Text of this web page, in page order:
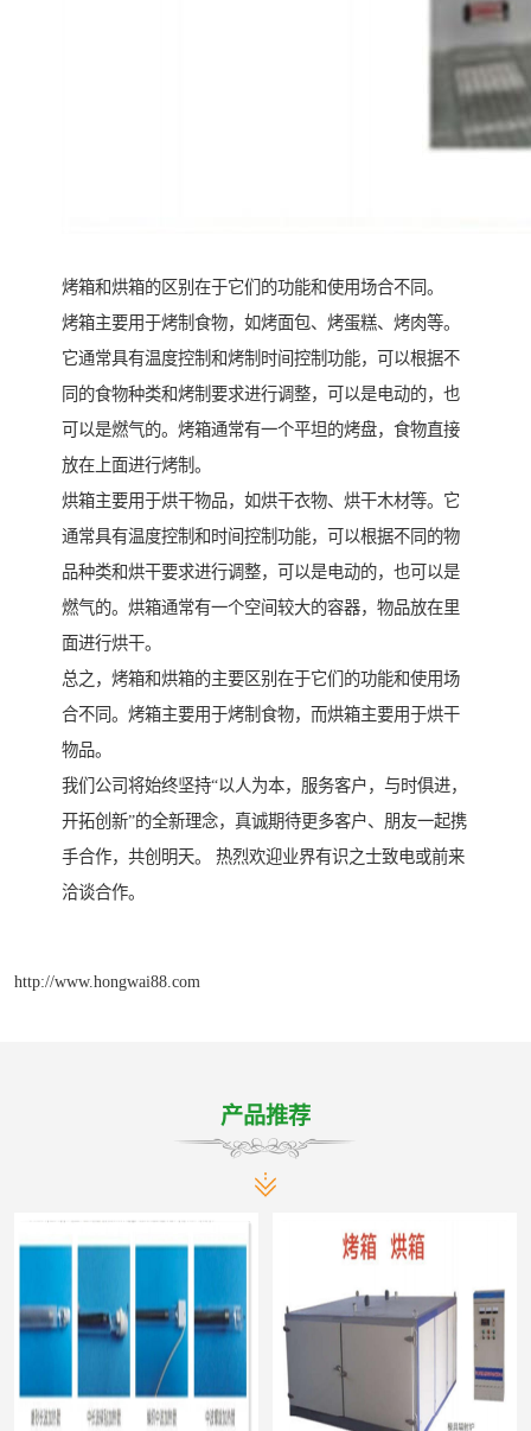
烤箱和烘箱的区别在于它们的功能和使用场合不同。
烤箱主要用于烤制食物，如烤面包、烤蛋糕、烤肉等。
它通常具有温度控制和烤制时间控制功能，可以根据不
同的食物种类和烤制要求进行调整，可以是电动的，也
可以是燃气的。烤箱通常有一个平坦的烤盘，食物直接
放在上面进行烤制。
烘箱主要用于烘干物品，如烘干衣物、烘干木材等。它
通常具有温度控制和时间控制功能，可以根据不同的物
品种类和烘干要求进行调整，可以是电动的，也可以是
燃气的。烘箱通常有一个空间较大的容器，物品放在里
面进行烘干。
总之，烤箱和烘箱的主要区别在于它们的功能和使用场
合不同。烤箱主要用于烤制食物，而烘箱主要用于烘干
物品。
我们公司将始终坚持“以人为本，服务客户，与时俱进，
开拓创新”的全新理念，真诚期待更多客户、朋友一起携
手合作，共创明天。 热烈欢迎业界有识之士致电或前来
洽谈合作。
http://www.hongwai88.com
产品推荐